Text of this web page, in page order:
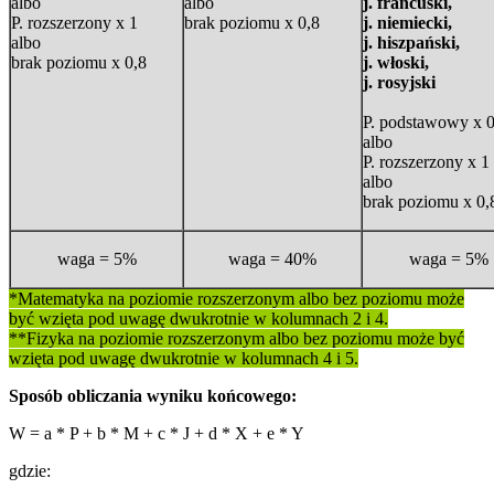
P. rozszerzony x 1
albo
brak poziomu x 0,8
brak poziomu x 0,8
j. niemiecki,
j. hiszpański,
j. włoski,
j. rosyjski
P. podstawowy x
albo
P. rozszerzony x 1
albo
brak poziomu x
waga = 5% waga = 40% waga = 5%
*Matematyka na poziomie rozszerzonym albo bez poziomu może
być wzięta pod uwagę dwukrotnie w kolumnach 2 i 4.
**Fizyka na poziomie rozszerzonym albo bez poziomu może być
wzięta pod uwagę dwukrotnie w kolumnach 4 i 5.
Sposób obliczania wyniku końcowego:
W = a * P + b * M + c * J + d * X + e * Y
gdzie: